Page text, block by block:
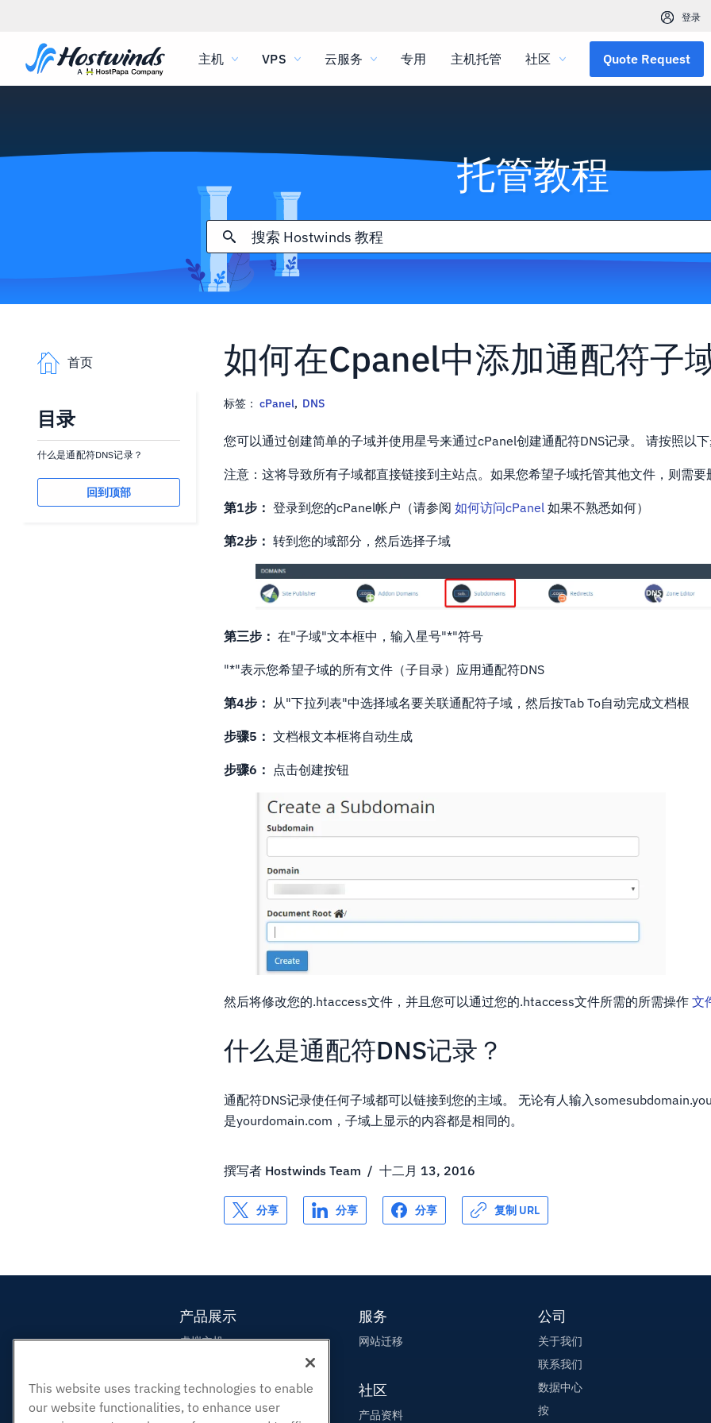
登录
主机 VPS 云服务 专用 主机托管 社区 Quote Request
托管教程
首页
目录
什么是通配符DNS记录？
回到顶部
如何在Cpanel中添加通配符子
标签： cPanel, DNS
您可以通过创建简单的子域并使用星号来通过cPanel创建通配符DNS记录。 请按照以下
注意：这将导致所有子域都直接链接到主站点。如果您希望子域托管其他文件，则需要
第1步： 登录到您的cPanel帐户（请参阅如何访问cPanel 如果不熟悉如何）
第2步： 转到您的域部分，然后选择子域
第三步： 在"子域"文本框中，输入星号"*"符号
"*"表示您希望子域的所有文件（子目录）应用通配符DNS
第4步： 从"下拉列表"中选择域名要关联通配符子域，然后按Tab To自动完成文档根
步骤5： 文档根文本框将自动生成
步骤6： 点击创建按钮
然后将修改您的.htaccess文件，并且您可以通过您的.htaccess文件所需的所需操作文
什么是通配符DNS记录？
通配符DNS记录使任何子域都可以链接到您的主域。 无论有人输入
是yourdomain.com，子域上显示的内容都是相同的。
撰写者 Hostwinds Team /十二月 13, 2016
分享 分享 分享 复制 URL
产品展示
虚拟主机
转销商托管
白标经销商
服务
网站迁移
社区
产品资料
公司
关于我们
联系我们
数据中心
按
This website uses tracking technologies to enable
our website functionalities, to enhance user